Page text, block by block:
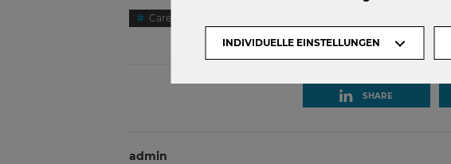
Career Calling
SHARE
admin
INDIVIDUELLE EINSTELLUNGEN